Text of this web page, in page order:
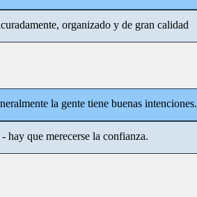
organizado y de gran calidad
la gente tiene buenas intenciones.
hay que merecerse la confianza.